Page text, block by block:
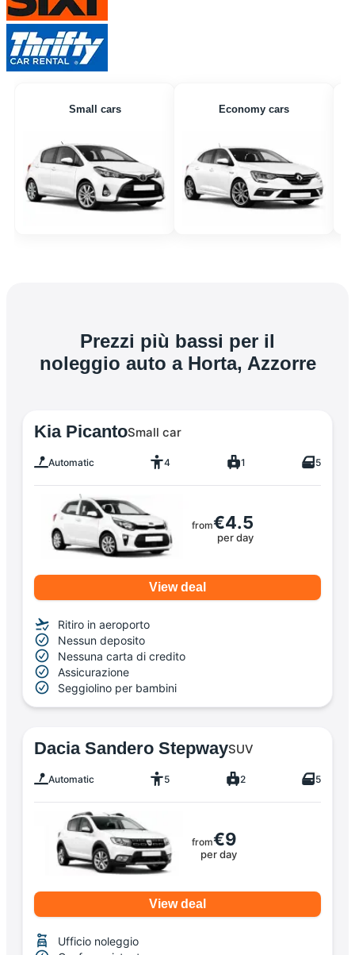
Small cars Economy cars
Prezzi più bassi per il
noleggio auto a Horta, Azzorre
Kia PicantoSmall car
Automatic 4 1 5
from€4.5
per day
View deal
Ritiro in aeroporto
Nessun deposito
Nessuna carta di credito
Assicurazione
Seggiolino per bambini
Dacia Sandero StepwaySUV
Automatic 5 2 5
from€9
per day
View deal
Ufficio noleggio